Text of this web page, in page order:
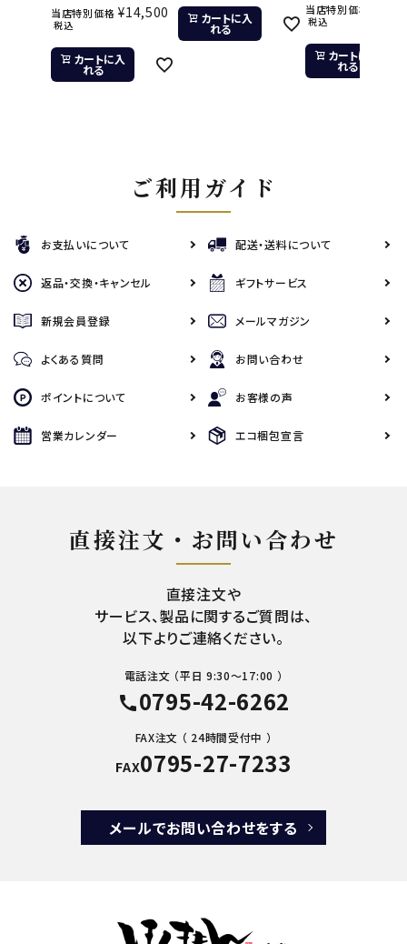
当店特別価格 ¥14,500
税込
カートに入
れる
カートに入
れる
当店特別価格
税込
カートに入
れる
ご利用ガイド
お支払いについて 配送・送料について
返品・交換・キャンセル ギフトサービス
新規会員登録 メールマガジン
よくある質問 お問い合わせ
ポイントについて お客様の声
営業カレンダー エコ梱包宣言
直接注文・お問い合わせ
直接注文や
サービス、製品に関するご質問は、
以下よりご連絡ください。
電話注文 （平日 9:30～17:00 ）
call0795-42-6262
FAX注文 （ 24時間受付中 ）
FAX0795-27-7233
メールでお問い合わせをする